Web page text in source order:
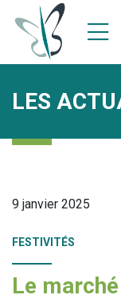
LES
9 janvier 2025
FESTIVITÉS
Le